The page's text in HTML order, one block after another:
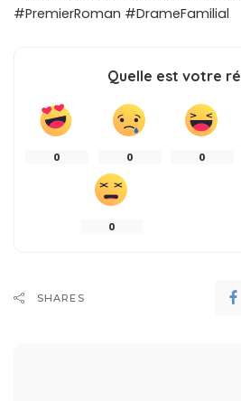
#PremierRoman #DrameFamilial
Quelle est votre
0 0 0
0
SHARES